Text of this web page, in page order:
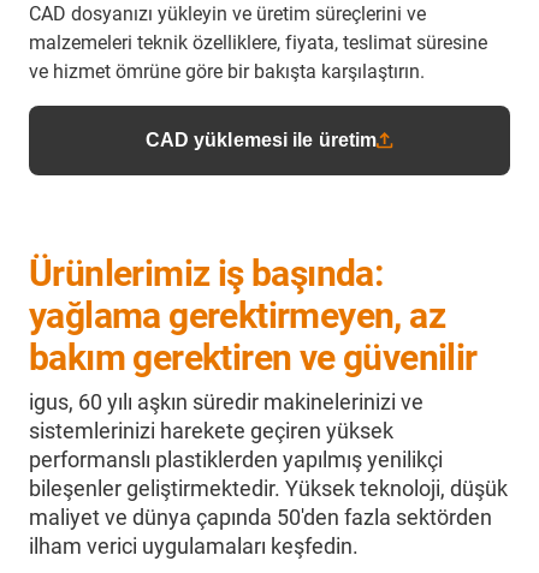
CAD dosyanızı yükleyin ve üretim süreçlerini ve
malzemeleri teknik özelliklere, fiyata, teslimat süresine
ve hizmet ömrüne göre bir bakışta karşılaştırın.
CAD yüklemesi ile üretim
Ürünlerimiz iş başında:
yağlama gerektirmeyen, az
bakım gerektiren ve güvenilir
igus, 60 yılı aşkın süredir makinelerinizi ve
sistemlerinizi harekete geçiren yüksek
performanslı plastiklerden yapılmış yenilikçi
bileşenler geliştirmektedir. Yüksek teknoloji, düşük
maliyet ve dünya çapında 50'den fazla sektörden
ilham verici uygulamaları keşfedin.